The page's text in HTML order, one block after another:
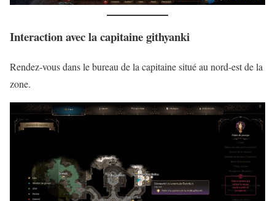
Interaction avec la capitaine githyanki
Rendez-vous dans le bureau de la capitaine situé au nord-est de la
zone.